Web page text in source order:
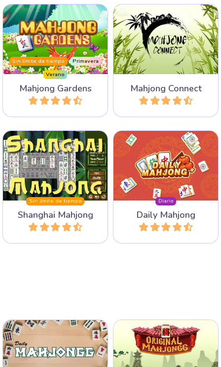
Sin límite de tiempo
Primavera
Verano
Mahjong Gardens
Elimina todas las piedras del
jardín para liberar a las aves.
Jugar Mahjong Connect
Una buena variante del
juego de Mahjongg: conecta
las fichas.
Jugar
Sin límite de tiempo
Shanghai Mahjong
en este clásico juego de
Shanghai Mahjong.
Selecciona tu diseño
favorito y juega este clásico
juego.
Jugar
Diario
Daily Mahjong
nuevos rompecabezas
Mahjong: Mahjong Solitaire,
Mahjong Connect y Triple
Mahjong.
Jugar
Sin límite de tiempo Diario
Daily Mahjongg
un archivo de 1 año.
Jugar Original Mahjongg
y barajas.
Jugar